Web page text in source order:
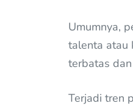
Umumnya,
talenta atau
terbatas
Terjadi tren